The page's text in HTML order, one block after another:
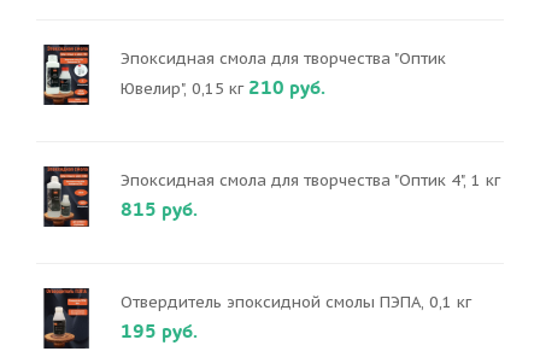
Эпоксидная смола для творчества "Оптик
Ювелир", 0,15 кг 210 руб.
Эпоксидная смола для творчества "Оптик 4", 1 кг
815 руб.
Отвердитель эпоксидной смолы ПЭПА, 0,1 кг
195 руб.